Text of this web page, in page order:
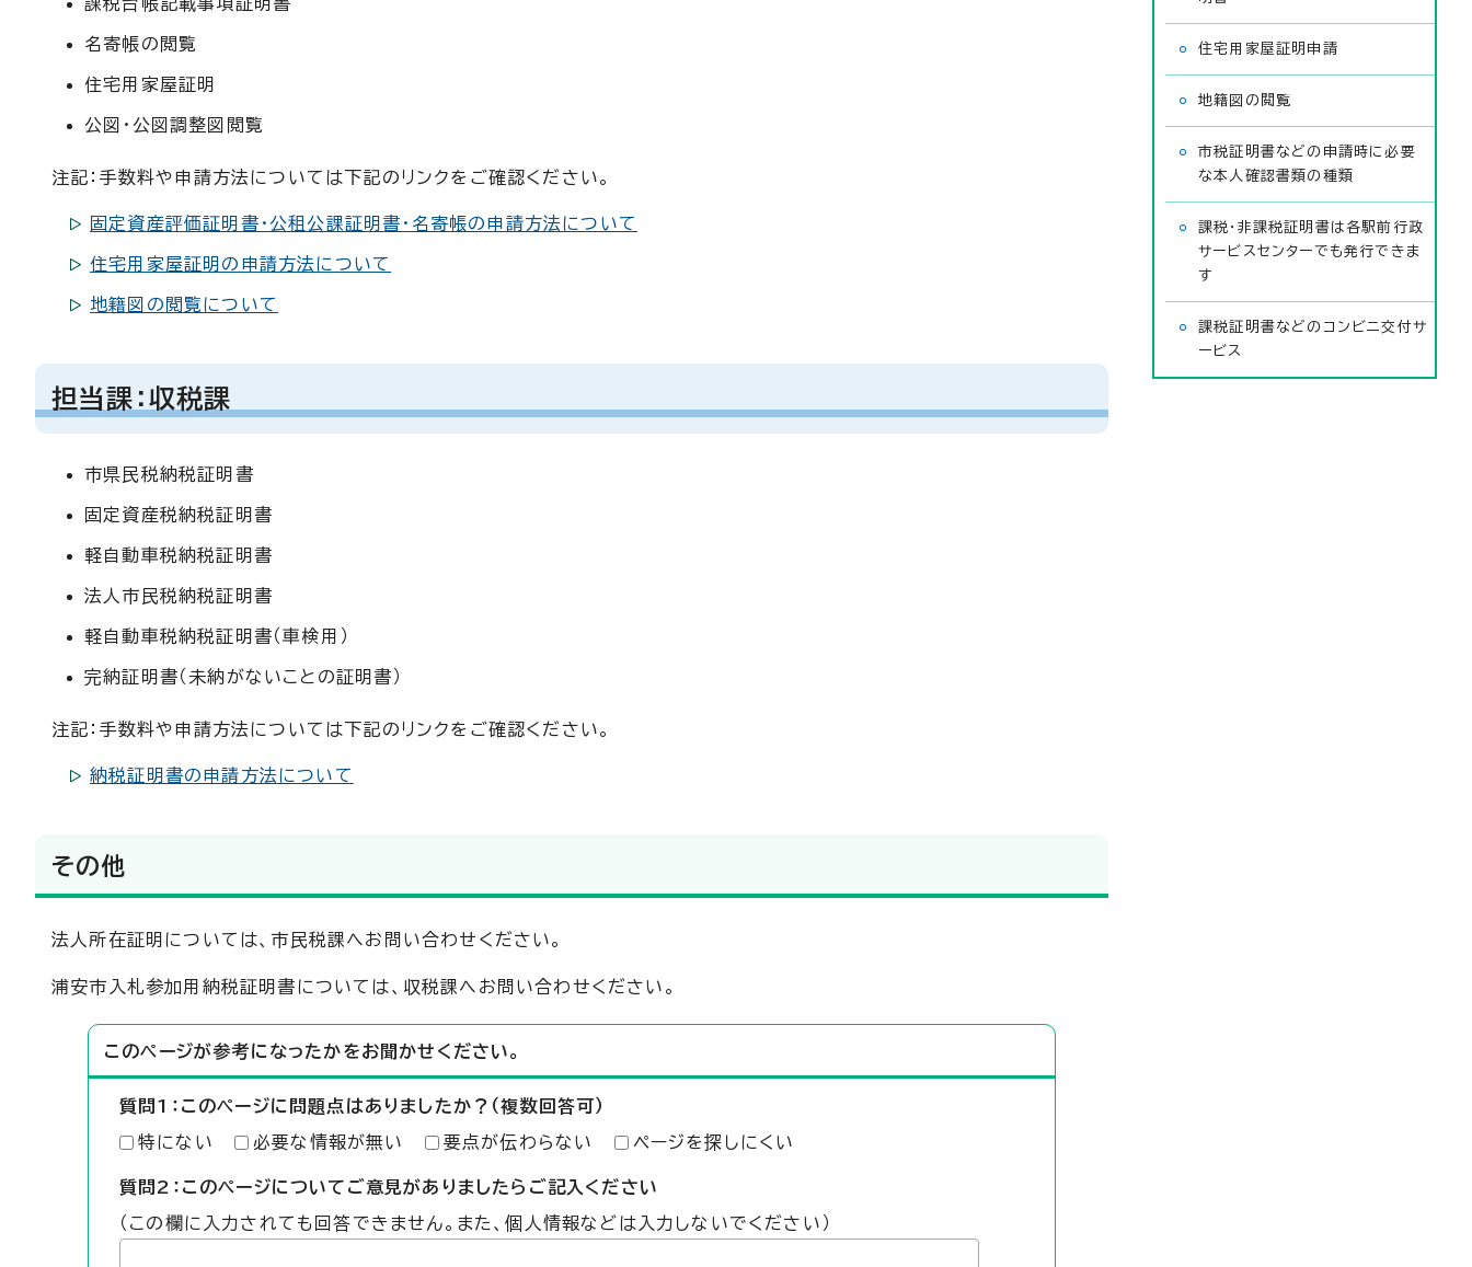
名寄帳の閲覧
住宅用家屋証明
公図・公図調整図閲覧
注記：手数料や申請方法については下記のリンクをご確認ください。
固定資産評価証明書・公租公課証明書・名寄帳の申請方法について
住宅用家屋証明の申請方法について
地籍図の閲覧について
担当課：収税課
市県民税納税証明書
固定資産税納税証明書
軽自動車税納税証明書
法人市民税納税証明書
軽自動車税納税証明書（車検用）
完納証明書（未納がないことの証明書）
注記：手数料や申請方法については下記のリンクをご確認ください。
納税証明書の申請方法について
その他
法人所在証明については、市民税課へお問い合わせください。
浦安市入札参加用納税証明書については、収税課へお問い合わせください。
このページが参考になったかをお聞かせください。
質問1：このページに問題点はありましたか？（複数回答可）
特にない 必要な情報が無い 要点が伝わらない ページを探しにくい
質問2：このページについてご意見がありましたらご記入ください
（この欄に入力されても回答できません。また、個人情報などは入力しないでください）
住宅用家屋証明申請
地籍図の閲覧
市税証明書などの申請時に必要
な本人確認書類の種類
課税・非課税証明書は各駅前行政
サービスセンターでも発行できま
す
課税証明書などのコンビニ交付サ
ービス